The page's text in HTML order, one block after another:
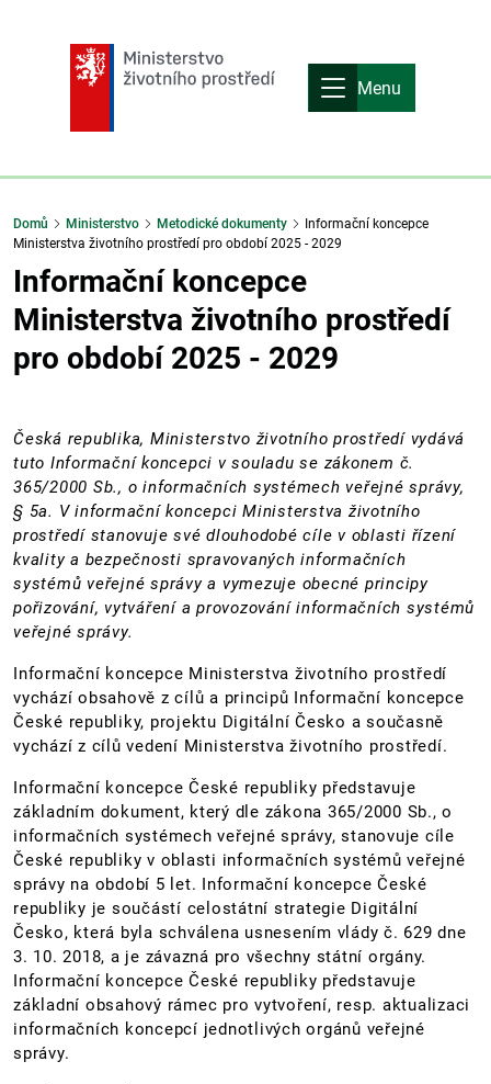
Menu
Domů Ministerstvo Metodické dokumenty
Informační koncepce
Ministerstva životního prostředí pro období 2025 - 2029
Informační koncepce
Ministerstva životního prostředí
pro období 2025 - 2029
Česká republika, Ministerstvo životního prostředí vydává
tuto Informační koncepci v souladu se zákonem č.
365/2000 Sb., o informačních systémech veřejné správy,
§ 5a. V informační koncepci Ministerstva životního
prostředí stanovuje své dlouhodobé cíle v oblasti řízení
kvality a bezpečnosti spravovaných informačních
systémů veřejné správy a vymezuje obecné principy
pořizování, vytváření a provozování informačních systémů
veřejné správy.
Informační koncepce Ministerstva životního prostředí
vychází obsahově z cílů a principů Informační koncepce
České republiky, projektu Digitální Česko a současně
vychází z cílů vedení Ministerstva životního prostředí.
Informační koncepce České republiky představuje
základním dokument, který dle zákona 365/2000 Sb., o
informačních systémech veřejné správy, stanovuje cíle
České republiky v oblasti informačních systémů veřejné
správy na období 5 let. Informační koncepce České
republiky je součástí celostátní strategie Digitální
Česko, která byla schválena usnesením vlády č. 629 dne
3. 10. 2018, a je závazná pro všechny státní orgány.
Informační koncepce České republiky představuje
základní obsahový rámec pro vytvoření, resp. aktualizaci
informačních koncepcí jednotlivých orgánů veřejné
správy.